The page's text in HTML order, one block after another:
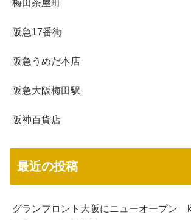
梅田茶屋町
阪急17番街
阪急うめだ本店
阪急大阪梅田駅
阪神百貨店
最近の投稿
グランフロント大阪にニューオープン